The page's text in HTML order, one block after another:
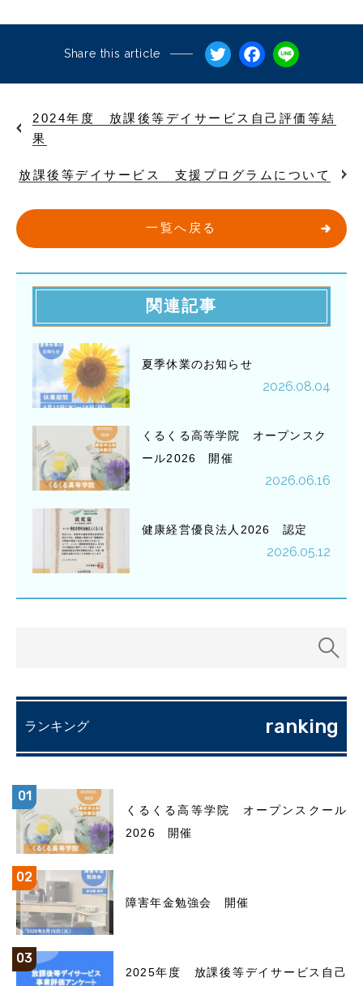
Share this article Twitter
2024年度 放課後等デイサービス自己評価等結
果
一覧へ戻る
放課後等デイサービス 支援プログラムについて
関連記事
夏季休業のお知らせ
2026.08.04
くるくる高等学院 オープンスク
ール2026 開催
2026.06.16
健康経営優良法人2026 認定
2026.05.12
ランキング ranking
くるくる高等学院 オープンスクール
2026 開催
障害年金勉強会 開催
2025年度 放課後等デイサービス自己